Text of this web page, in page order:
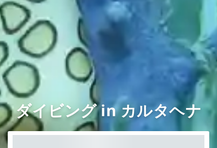
ダイビング in カルタヘナ